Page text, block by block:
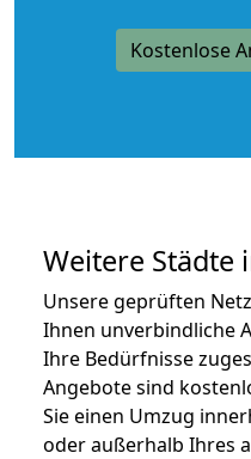
Kostenlose
Weitere Städte
Unsere geprüften
Ihnen unverbindliche
Ihre Bedürfnisse
Angebote sind
Sie einen Umzug
oder außerhalb Ihres